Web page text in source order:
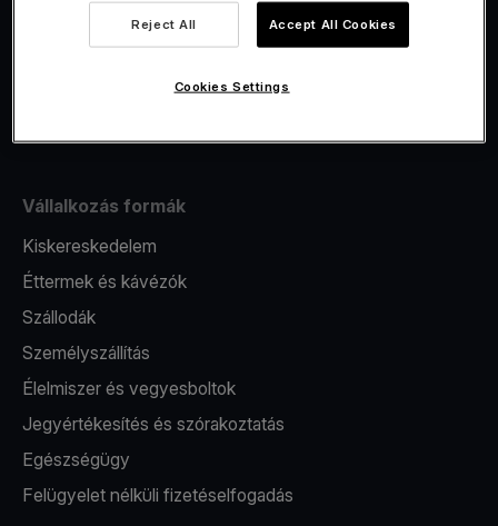
Vállalkozás formák
Kiskereskedelem
Éttermek és kávézók
Szállodák
Személyszállítás
Élelmiszer és vegyesboltok
Jegyértékesítés és szórakoztatás
Egészségügy
Felügyelet nélküli fizetéselfogadás
Reject All Accept All Cookies
Cookies Settings